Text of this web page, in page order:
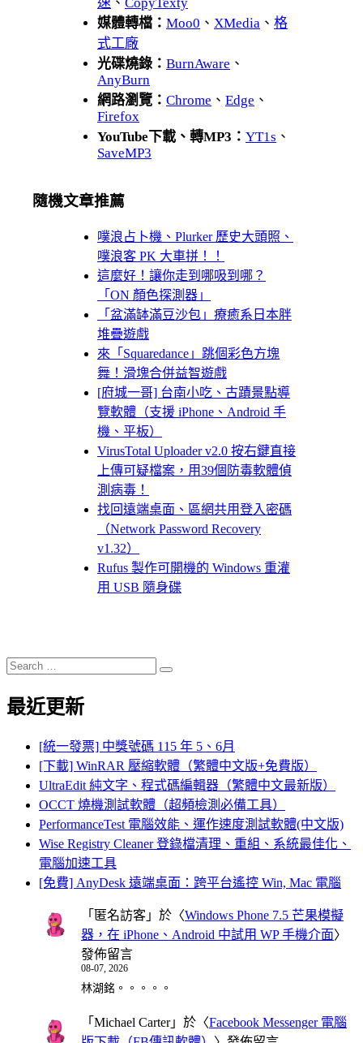
媒體轉檔： Moo0 、 XMedia 、 格
式工廠
光碟燒錄： BurnAware 、
AnyBurn
網路瀏覽： Chrome 、 Edge 、
Firefox
YouTube下載、轉MP3： YT1s 、
SaveMP3
隨機文章推薦
噗浪占卜機、Plurker 歷史大頭照、
噗浪客 PK 大車拼！！
這麼好！讓你走到哪吸到哪？
「ON 顏色探測器」
「盆滿缽滿豆沙包」療癒系日本胖
堆疊遊戲
來「Squaredance」跳個彩色方塊
舞！滑塊合併益智遊戲
[府城一哥] 台南小吃、古蹟景點導
覽軟體（支援 iPhone、Android 手
機、平板）
VirusTotal Uploader v2.0 按右鍵直接
上傳可疑檔案，用39個防毒軟體偵
測病毒！
找回遠端桌面、區網共用登入密碼
（Network Password Recovery
v1.32）
Rufus 製作可開機的 Windows 重灌
用 USB 隨身碟
Search
for:
Search
最近更新
[統一發票] 中獎號碼 115 年 5、6月
[下載] WinRAR 壓縮軟體（繁體中文版+免費版）
UltraEdit 純文字、程式碼編輯器（繁體中文最新版）
OCCT 燒機測試軟體（超頻檢測必備工具）
PerformanceTest 電腦效能、運作速度測試軟體(中文版)
Wise Registry Cleaner 登錄檔清理、重組、系統最佳化、
電腦加速工具
[免費] AnyDesk 遠端桌面：跨平台遙控 Win, Mac 電腦
「 匿名訪客 」於〈Windows Phone 7.5 芒果模擬
器，在 iPhone、Android 中試用 WP 手機介面〉
發佈留言
08-07, 2026
林湖銘。。。。。
「 Michael Carter」於〈Facebook Messenger 電腦